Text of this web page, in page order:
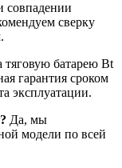
совпадении
сверку
тяговую батарею Bt
гарантия сроком
эксплуатации.
Да, мы
модели по всей